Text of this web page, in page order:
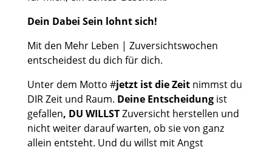
Dein Dabei Sein lohnt sich!
Mit den Mehr Leben | Zuversichtswochen
entscheidest du dich für dich.
Unter dem Motto #jetzt ist die Zeitnimmst du
DIR Zeit und Raum. Deine Entscheidungist
gefallen, DU WILLSTZuversicht herstellen und
nicht weiter darauf warten, ob sie von ganz
allein entsteht. Und du willst mit Angst